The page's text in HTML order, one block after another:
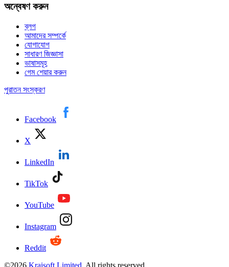
অন্বেষণ করুন
ব্লগ
আমাদের সম্পর্কে
যোগাযোগ
সাধারণ জিজ্ঞাসা
ভাষাসমূহ
গেম শেয়ার করুন
পুরাতন সংস্করণ
Facebook
X
LinkedIn
TikTok
YouTube
Instagram
Reddit
©2026 Kraisoft Limited . All rights reserved.